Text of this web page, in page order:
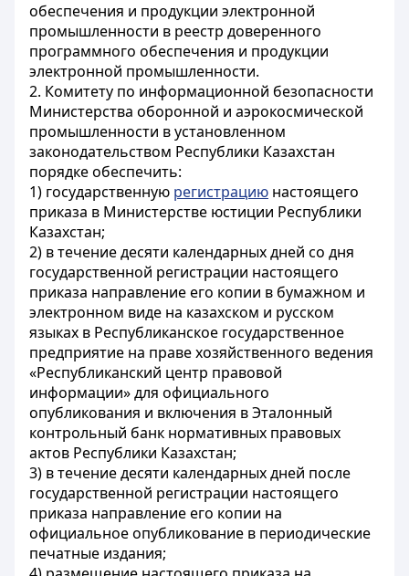
обеспечения и продукции электронной
промышленности в реестр доверенного
программного обеспечения и продукции
электронной промышленности.
2. Комитету по информационной безопасности
Министерства оборонной и аэрокосмической
промышленности в установленном
законодательством Республики Казахстан
порядке обеспечить:
1) государственную регистрацию настоящего
приказа в Министерстве юстиции Республики
Казахстан;
2) в течение десяти календарных дней со дня
государственной регистрации настоящего
приказа направление его копии в бумажном и
электронном виде на казахском и русском
языках в Республиканское государственное
предприятие на праве хозяйственного ведения
«Республиканский центр правовой
информации» для официального
опубликования и включения в Эталонный
контрольный банк нормативных правовых
актов Республики Казахстан;
3) в течение десяти календарных дней после
государственной регистрации настоящего
приказа направление его копии на
официальное опубликование в периодические
печатные издания;